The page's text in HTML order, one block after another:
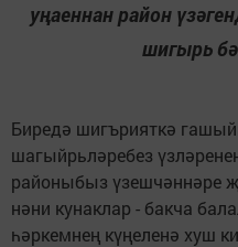
уңаеннан район
шигырь
Биредә шигърияткә
шагыйрьләребез
районыбыз үзешчәннәре
нәни кунаклар - бакча
һәркемнең күңеленә хуш